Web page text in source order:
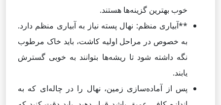
خوب بهترین گزینه‌ها هستند.
**آبیاری منظم: نهال پسته نیاز به آبیاری منظم دارد.
به خصوص در مراحل اولیه کاشت، باید خاک مرطوب
نگه داشته شود تا ریشه‌ها بتوانند به خوبی گسترش
یابند.
پس از آماده‌سازی زمین، نهال را در چاله‌ای که به